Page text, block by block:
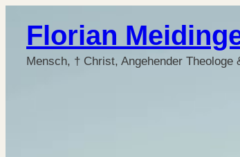
Florian
Mensch, † Christ, Angehender Theologe